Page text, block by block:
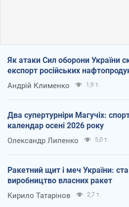
Як атаки Сил оборони України
експорт російських
Андрій Клименко 1,9 т.
Два супертурніри Магучіх:
календар осені 2026 року
Олександр Липенко 5,0 т.
Ракетний щит і меч України:
виробництво власних ракет
Кирило Татарінов 2,7 т.